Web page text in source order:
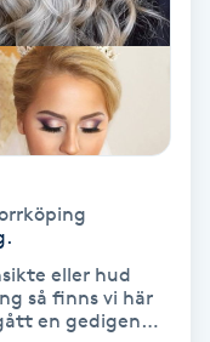
eller hud
så finns vi här